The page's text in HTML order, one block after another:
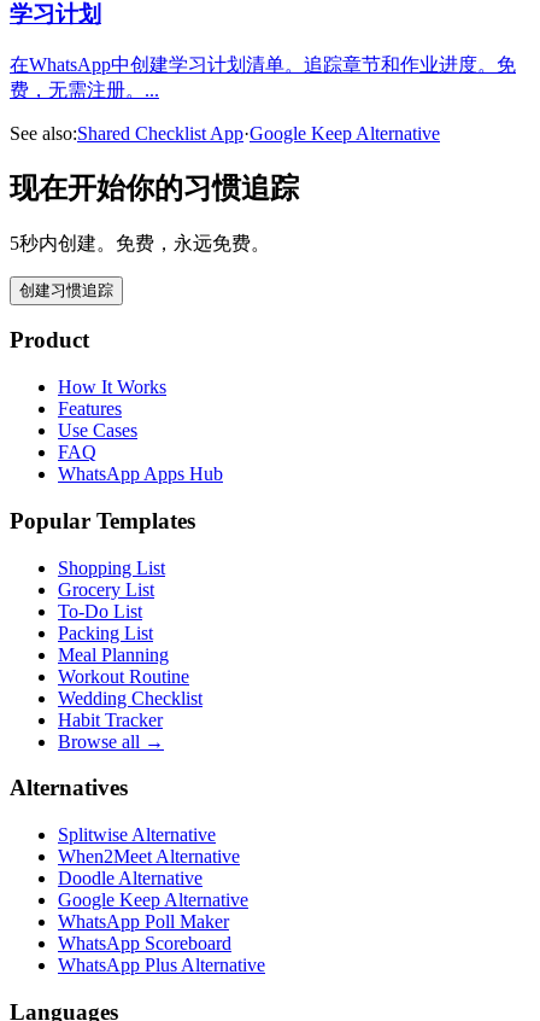
学习计划
在WhatsApp中创建学习计划清单。追踪章节和作业进度。免
费，无需注册。 ...
See also:Shared Checklist App·Google Keep Alternative
现在开始你的习惯追踪
5秒内创建。免费，永远免费。
创建习惯追踪
Product
How It Works
Features
Use Cases
FAQ
WhatsApp Apps Hub
Popular Templates
Shopping List
Grocery List
To-Do List
Packing List
Meal Planning
Workout Routine
Wedding Checklist
Habit Tracker
Browse all →
Alternatives
Splitwise Alternative
When2Meet Alternative
Doodle Alternative
Google Keep Alternative
WhatsApp Poll Maker
WhatsApp Scoreboard
WhatsApp Plus Alternative
Languages